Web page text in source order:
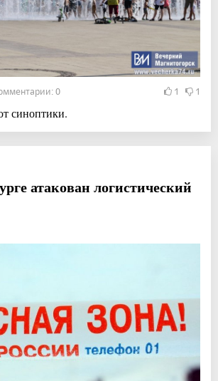
0 1 1
синоптики.
атакован логистический